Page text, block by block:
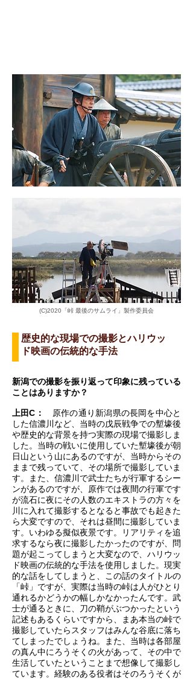
(C)2020「峠 最後のサムライ」製作委員会
歴史的な現場での撮影とハリウッ
ド映画の伝統的な手法
新潟での撮影を振り返って印象に残っている
ことはありますか？
上田C：
原作の通り新潟県の長岡を中心と
した信濃川など、当時の戊辰戦争での塹壕後
や歴史的な背景を持つ実際の現場で撮影しま
した。当時の戦いに使用していた塹壕後が朝
日山という山にあるのですが、当時からその
ままで残っていて、その場所で撮影していま
す。また、信濃川で武士たちが行軍するシー
ンがあるのですが、原作では夜間の行軍です
が流石に夜にその人数のエキストラの方々を
川に入れて撮影するとなると事故でも起きた
ら大変ですので、それは昼間に撮影していま
す。いわゆる擬似夜景です。リアリティを追
求するなら夜に撮影したかったのですが、問
題が起こってしまうと大変なので、ハリウッ
ド映画の伝統的な手法を使用しました。現実
的な話をしてしまうと、この話のタイトルの
「峠」ですが、実際は当時の峠は人がひとり
通れるかどうかの幅しかなかったんです。武
士が通るときに、刀の鞘がぶつかったという
記述もあるくらいですから、まあ本当の峠で
撮影していたらスタッフはみんな谷底に落ち
てしまったでしょうね。また、当時は各部屋
の真ん中にろうそくの火があって、その中で
生活していたということまで想像して撮影し
ています。経験のある役者はそのろうそくが